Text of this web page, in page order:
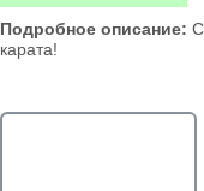
Подробное описание:
карата!